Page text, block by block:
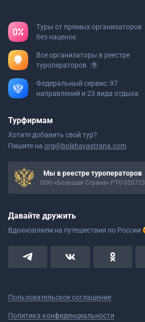
Туры от прямых организаторов
без наценок
Все организаторы в реестре
туроператоров
Федеральный сервис: 97
направлений и 23 вида отдыха
Турфирмам
Хотите добавить свой тур?
Пишите на org@bolshayastrana.com
Мы в реестре туроператоров
ООО «Большая Страна» РТО 020723
Давайте дружить
Вдохновляем на путешествия по России
Пользовательское соглашение
Политика конфиденциальности